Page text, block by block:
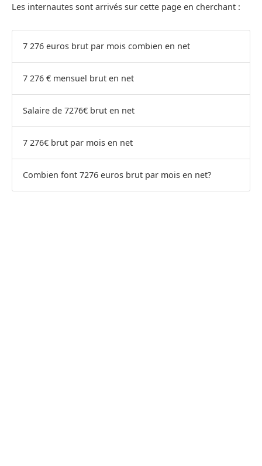
Les internautes sont arrivés sur cette page en cherchant :
7 276 euros brut par mois combien en net
7 276 € mensuel brut en net
Salaire de 7276€ brut en net
7 276€ brut par mois en net
Combien font 7276 euros brut par mois en net?